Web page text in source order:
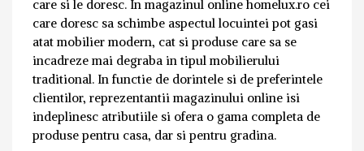
care si le doresc. In magazinul online homelux.ro cei
care doresc sa schimbe aspectul locuintei pot gasi
atat mobilier modern, cat si produse care sa se
incadreze mai degraba in tipul mobilierului
traditional. In functie de dorintele si de preferintele
clientilor, reprezentantii magazinului online isi
indeplinesc atributiile si ofera o gama completa de
produse pentru casa, dar si pentru gradina.